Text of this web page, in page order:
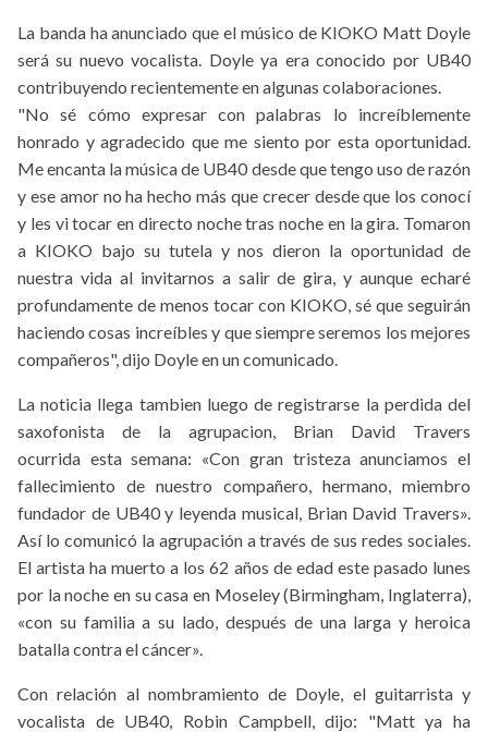
La banda ha anunciado que el músico de KIOKO Matt Doyle
será su nuevo vocalista. Doyle ya era conocido por UB40
contribuyendo recientemente en algunas colaboraciones.
"No sé cómo expresar con palabras lo increíblemente
honrado y agradecido que me siento por esta oportunidad.
Me encanta la música de UB40 desde que tengo uso de razón
y ese amor no ha hecho más que crecer desde que los conocí
y les vi tocar en directo noche tras noche en la gira. Tomaron
a KIOKO bajo su tutela y nos dieron la oportunidad de
nuestra vida al invitarnos a salir de gira, y aunque echaré
profundamente de menos tocar con KIOKO, sé que seguirán
haciendo cosas increíbles y que siempre seremos los mejores
compañeros", dijo Doyle en un comunicado.
La noticia llega tambien luego de registrarse la perdida del
saxofonista de la agrupacion, Brian David Travers
ocurrida esta semana: «Con gran tristeza anunciamos el
fallecimiento de nuestro compañero, hermano, miembro
fundador de UB40 y leyenda musical, Brian David Travers».
Así lo comunicó la agrupación a través de sus redes sociales.
El artista ha muerto a los 62 años de edad este pasado lunes
por la noche en su casa en Moseley (Birmingham, Inglaterra),
«con su familia a su lado, después de una larga y heroica
batalla contra el cáncer».
Con relación al nombramiento de Doyle, el guitarrista y
vocalista de UB40, Robin Campbell, dijo: "Matt ya ha